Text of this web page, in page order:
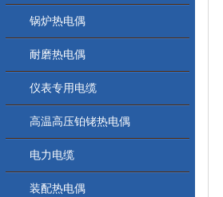
锅炉热电偶
耐磨热电偶
仪表专用电缆
高温高压铂铑热电偶
电力电缆
装配热电偶